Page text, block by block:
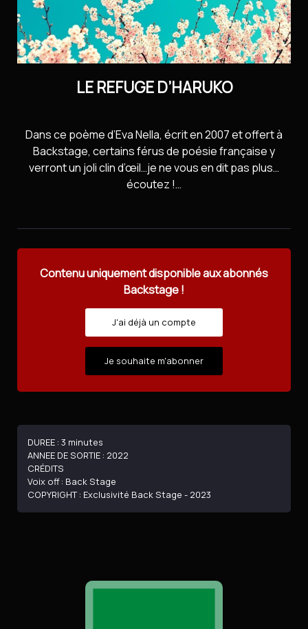
LE REFUGE D’HARUKO
Dans ce poème d’Eva Nella, écrit en 2007 et offert à
Backstage, certains férus de poésie française y
verront un joli clin d’œil…je ne vous en dit pas plus…
écoutez !…
Contenu uniquement disponible aux abonnés
Backstage !
J'ai déjà un compte
Je souhaite m'abonner
DUREE : 3 minutes
ANNEE DE SORTIE : 2022
CRÉDITS
Voix off : Back Stage
COPYRIGHT : Exclusivité Back Stage - 2023